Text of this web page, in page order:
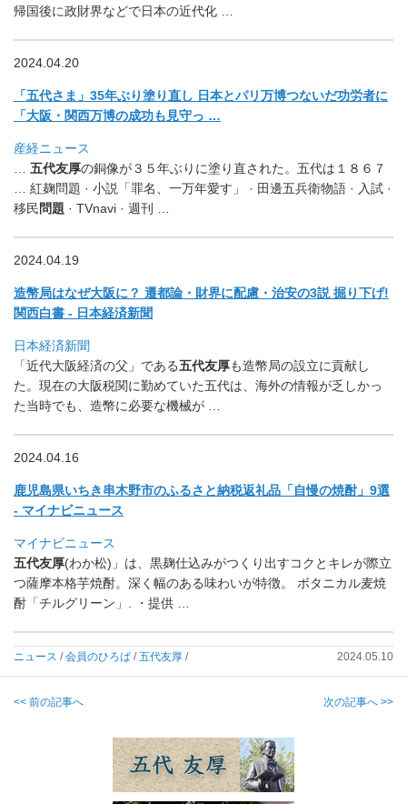
帰国後に政財界などで日本の近代化 …
2024.04.20
「五代さま」35年ぶり塗り直し 日本とパリ万博つないだ功労者に
「大阪・関西万博の成功も見守っ …
産経ニュース
五代友厚の銅像が３５年ぶりに塗り直された。五代は１８６７
… 紅麹問題 · 小説「罪名、一万年愛す」 · 田邊五兵衛物語 · 入試 ·
移民問題 · TVnavi · 週刊 …
2024.04.19
造幣局はなぜ大阪に？ 遷都論・財界に配慮・治安の3説 掘り下げ!
関西白書 - 日本経済新聞
日本経済新聞
「近代大阪経済の父」である五代友厚も造幣局の設立に貢献し
た。 現在の大阪税関に勤めていた五代は、 海外の情報が乏しかっ
た当時でも、造幣に必要な機械が …
2024.04.16
鹿児島県いちき串木野市のふるさと納税返礼品「自慢の焼酎」9選
- マイナビニュース
マイナビニュース
五代友厚(わか松)」は、 黒麹仕込みがつくり出すコクとキレが際立
つ薩摩本格芋焼酎。 深く幅のある味わいが特徴。 ボタニカル麦焼
酎「チルグリーン」. ・提供 …
ニュース /会員のひろば /五代友厚 / 2024.05.10
<< 前の記事へ 次の記事へ >>